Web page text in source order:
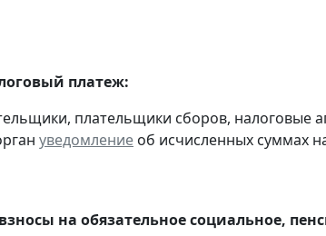
платеж:
плательщики сборов, налоговые
уведомление об исчисленных суммах
на обязательное социальное,